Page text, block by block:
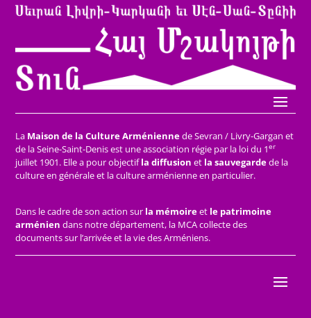
La Maison de la Culture Arméniennede Sevran / Livry-Gargan et
de la Seine-Saint-Denis est une association régie par la loi du 1er
juillet 1901. Elle a pour objectifla diffusion et la sauvegardede la
culture en générale et la culture arménienne en particulier.
Dans le cadre de son action sur la mémoireet le patrimoine
arménien dans notre département, la MCA collecte des
documents sur l’arrivée et la vie des Arméniens.